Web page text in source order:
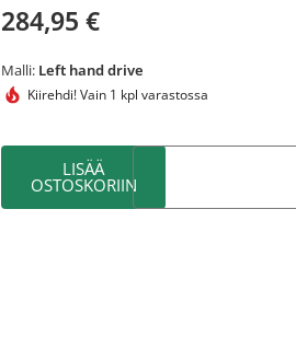
284,95 €
Malli: Left hand drive
Kiirehdi!Vain 1 kpl varastossa
LISÄÄ
OSTOSKORIIN